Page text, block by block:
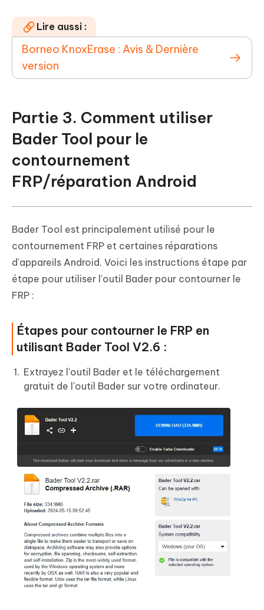
Lire aussi :
Borneo KnoxErase : Avis & Dernière
version
Partie 3. Comment utiliser
Bader Tool pour le
contournement
FRP/réparation Android
Bader Tool est principalement utilisé pour le
contournement FRP et certaines réparations
d'appareils Android. Voici les instructions étape par
étape pour utiliser l'outil Bader pour contourner le
FRP :
Étapes pour contourner le FRP en
utilisant Bader Tool V2.6 :
Extrayez l'outil Bader et le téléchargement
gratuit de l'outil Bader sur votre ordinateur.